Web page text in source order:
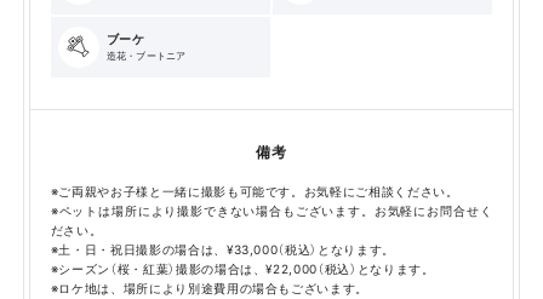
ブーケ
造花・ブートニア
備考
※ご両親やお子様と一緒に撮影も可能です。お気軽にご相談ください。
※ペットは場所により撮影できない場合もございます。お気軽にお問合せく
ださい。
※土・日・祝日撮影の場合は、¥33,000（税込）となります。
※シーズン（桜・紅葉）撮影の場合は、¥22,000（税込）となります。
※ロケ地は、場所により別途費用の場合もございます。